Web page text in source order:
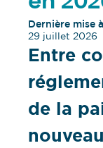
Dernière mise
29 juillet 2026
Entre
de la